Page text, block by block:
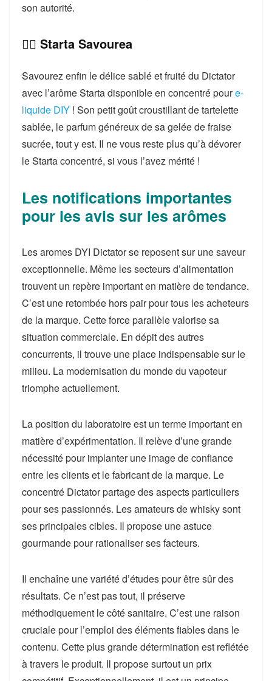
son autorité.
👉🏻 Starta Savourea
Savourez enfin le délice sablé et fruité du Dictator
avec l’arôme Starta disponible en concentré poure-
liquide DIY ! Son petit goût croustillant de tartelette
sablée, le parfum généreux de sa gelée de fraise
sucrée, tout y est. Il ne vous reste plus qu’à dévorer
le Starta concentré, si vous l’avez mérité !
Les notifications importantes
pour les avis sur les arômes
Les aromes DYI Dictator se reposent sur une saveur
exceptionnelle. Même les secteurs d’alimentation
trouvent un repère important en matière de tendance.
C’est une retombée hors pair pour tous les acheteurs
de la marque. Cette force parallèle valorise sa
situation commerciale. En dépit des autres
concurrents, il trouve une place indispensable sur le
milieu. La modernisation du monde du vapoteur
triomphe actuellement.
La position du laboratoire est un terme important en
matière d’expérimentation. Il relève d’une grande
nécessité pour implanter une image de confiance
entre les clients et le fabricant de la marque. Le
concentré Dictator partage des aspects particuliers
pour ses passionnés. Les amateurs de whisky sont
ses principales cibles. Il propose une astuce
gourmande pour rationaliser ses facteurs.
Il enchaîne une variété d’études pour être sûr des
résultats. Ce n’est pas tout, il préserve
méthodiquement le côté sanitaire. C’est une raison
cruciale pour l’emploi des éléments fiables dans le
contenu. Cette plus grande détermination est reflétée
à travers le produit. Il propose surtout un prix